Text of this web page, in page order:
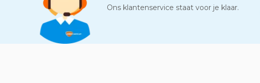
Ons klantenservice staat voor je klaar.